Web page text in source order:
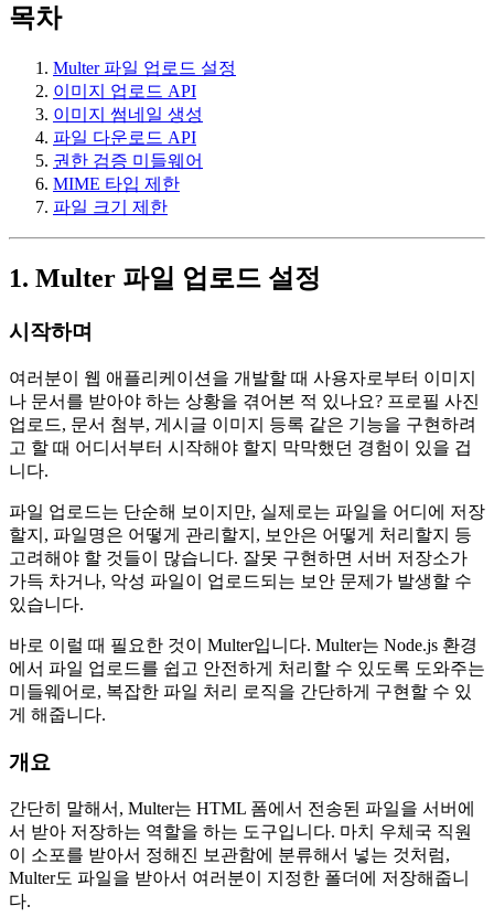
목차
Multer 파일 업로드 설정
이미지 업로드 API
이미지 썸네일 생성
파일 다운로드 API
권한 검증 미들웨어
MIME 타입 제한
파일 크기 제한
1. Multer 파일 업로드 설정
시작하며
여러분이 웹 애플리케이션을 개발할 때 사용자로부터 이미지
나 문서를 받아야 하는 상황을 겪어본 적 있나요? 프로필 사진
업로드, 문서 첨부, 게시글 이미지 등록 같은 기능을 구현하려
고 할 때 어디서부터 시작해야 할지 막막했던 경험이 있을 겁
니다.
파일 업로드는 단순해 보이지만, 실제로는 파일을 어디에 저장
할지, 파일명은 어떻게 관리할지, 보안은 어떻게 처리할지 등
고려해야 할 것들이 많습니다. 잘못 구현하면 서버 저장소가
가득 차거나, 악성 파일이 업로드되는 보안 문제가 발생할 수
있습니다.
바로 이럴 때 필요한 것이 Multer입니다. Multer는 Node.js 환경
에서 파일 업로드를 쉽고 안전하게 처리할 수 있도록 도와주는
미들웨어로, 복잡한 파일 처리 로직을 간단하게 구현할 수 있
게 해줍니다.
개요
간단히 말해서, Multer는 HTML 폼에서 전송된 파일을 서버에
서 받아 저장하는 역할을 하는 도구입니다. 마치 우체국 직원
이 소포를 받아서 정해진 보관함에 분류해서 넣는 것처럼,
Multer도 파일을 받아서 여러분이 지정한 폴더에 저장해줍니
다.